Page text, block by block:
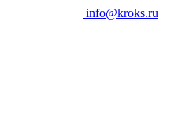
info@kroks.ru